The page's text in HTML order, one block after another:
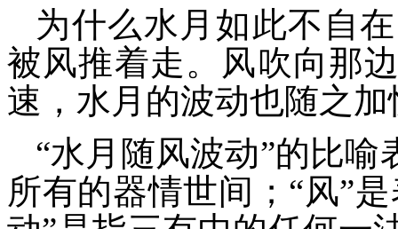
为什么水月如此不自
被风推着走。风吹向那
速，水月的波动也随之
“水月随风波动”的比喻
所有的器情世间；“风”